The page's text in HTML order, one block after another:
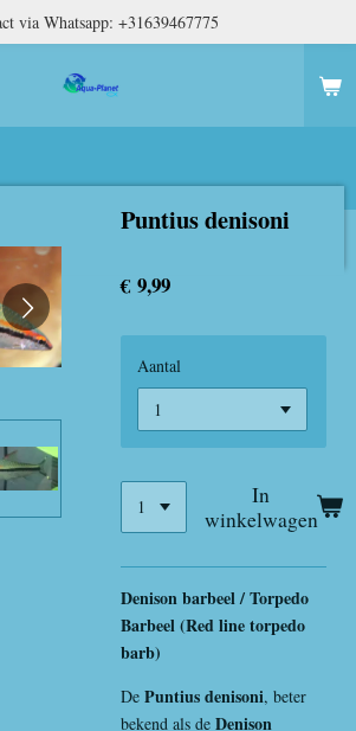
via Whatsapp: +31639467775
Puntius denisoni
€ 9,99
Aantal
In
winkelwagen
Denison barbeel / Torpedo
Barbeel (Red line torpedo
barb)
De Puntius denisoni, beter
bekend als de Denison